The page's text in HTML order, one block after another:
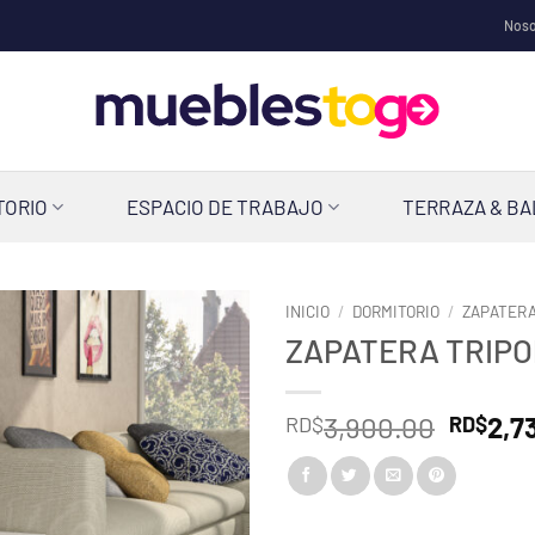
ESPACIO DE TRABAJO TERRAZA &
INICIO / DORMITORIO /
ZAPATERA
RD$3,900.00 El
precio
original
RD$